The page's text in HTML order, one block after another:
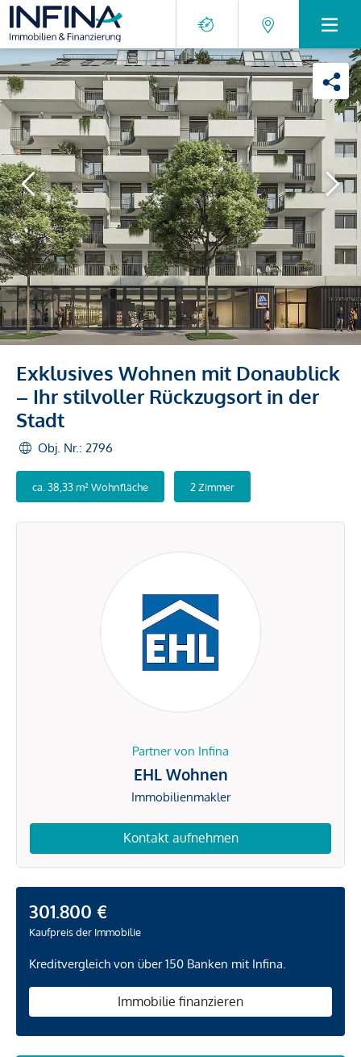
Exklusives Wohnen mit Donaublick
– Ihr stilvoller Rückzugsort in der
Stadt
Obj. Nr.: 2796
ca. 38,33 m² Wohnfläche 2 Zimmer
Partner von Infina
EHL Wohnen
Immobilienmakler
Kontakt aufnehmen
301.800 €
Kaufpreis der Immobilie
Kreditvergleich von über 150 Banken mit Infina.
Immobilie finanzieren